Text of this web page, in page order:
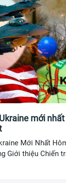
mới
Mới Nhất
Giới thiệu Chiến